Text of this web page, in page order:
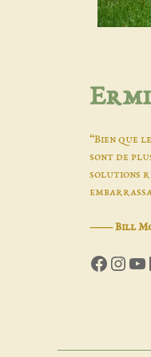
“Bien que
sont de
solutions
―Bill